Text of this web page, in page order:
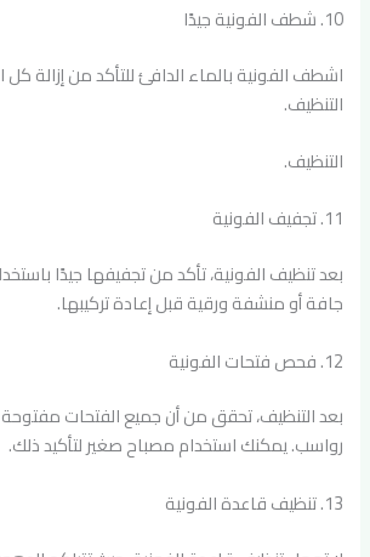
10. شطف الفونية جيدًا
اشطف الفونية بالماء الدافئ للتأكد من إزالة
التنظيف.
التنظيف.
11. تجفيف الفونية
بعد تنظيف الفونية، تأكد من تجفيفها جيدًا
جافة أو منشفة ورقية قبل إعادة تركيبها.
12. فحص فتحات الفونية
بعد التنظيف، تحقق من أن جميع الفتحات
رواسب. يمكنك استخدام مصباح صغير لتأكيد ذلك.
13. تنظيف قاعدة الفونية